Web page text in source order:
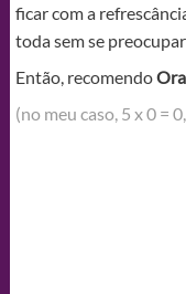
ficar com a
toda sem se
Então, recomendo
(no meu caso, 5 x 0 =